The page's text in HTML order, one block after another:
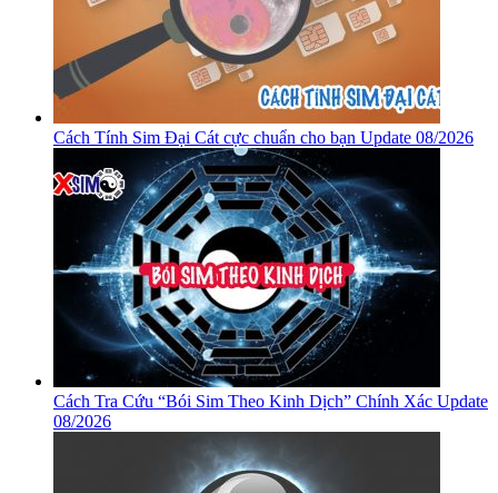
Cách Tính Sim Đại Cát cực chuẩn cho bạn Update 08/2026
Cách Tra Cứu “Bói Sim Theo Kinh Dịch” Chính Xác Update
08/2026